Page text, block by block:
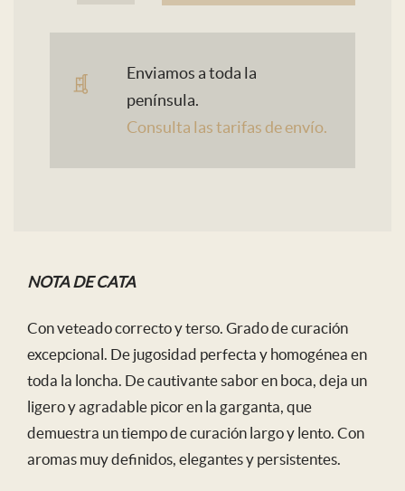
Ibérica
Enviamos a toda la
península.
Consulta las tarifas de envío.
NOTA DE CATA
Con veteado correcto y terso. Grado de curación
excepcional. De jugosidad perfecta y homogénea en
toda la loncha. De cautivante sabor en boca, deja un
ligero y agradable picor en la garganta, que
demuestra un tiempo de curación largo y lento. Con
aromas muy definidos, elegantes y persistentes.